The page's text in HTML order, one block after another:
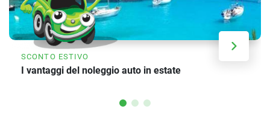
SCONTO ESTIVO
I vantaggi del noleggio auto in estate